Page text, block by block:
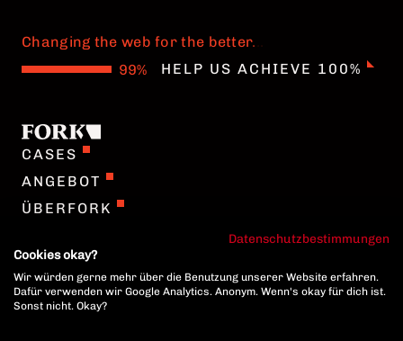
Changing the web for the better. .
HELP US ACHIEVE 100%
CASES
ANGEBOT
ÜBERFORK
JOBS
ENGLISH
Datenschutzbestimmungen
Cookies okay?
Wir würden gerne mehr über die Benutzung unserer Website erfahren.
Dafür verwenden wir Google Analytics. Anonym. Wenn's okay für dich ist.
Sonst nicht. Okay?